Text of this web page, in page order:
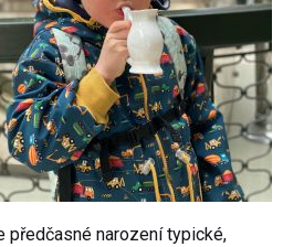
předčasné narození typické,